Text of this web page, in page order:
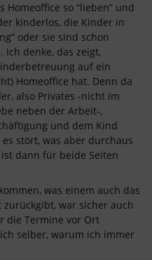
so “lieben” und
kinderlos, die Kinder in
oder sie sind schon
Ich denke, das zeigt,
auf ein
Homeoffice hat. Denn da
also Privates -nicht im
neben der Arbeit-,
und dem Kind
stört, was aber durchaus
dann für beide Seiten
was einem auch das
war sicher auch
die Termine vor Ort
selber, warum ich immer